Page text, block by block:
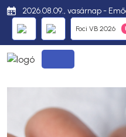
2026.08.09., vasárnap -
Foci VB 2026